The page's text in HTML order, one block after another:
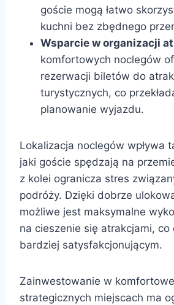
goście mogą łatwo
kuchni bez zbędnego
Wsparcie w organizacji
komfortowych noclegów
rezerwacji biletów do
turystycznych, co
planowanie wyjazdu.
Lokalizacja noclegów wpływa
jaki goście spędzają na
z kolei ogranicza stres
podróży. Dzięki dobrze
możliwe jest maksymalne
na cieszenie się atrakcjami, co
bardziej satysfakcjonującym.
Zainwestowanie w
strategicznych miejscach ma